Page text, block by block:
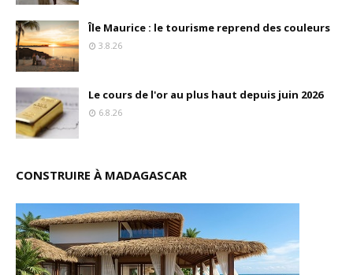
Île Maurice : le tourisme reprend des couleurs
3.8.26
Le cours de l'or au plus haut depuis juin 2026
6.8.26
CONSTRUIRE À MADAGASCAR